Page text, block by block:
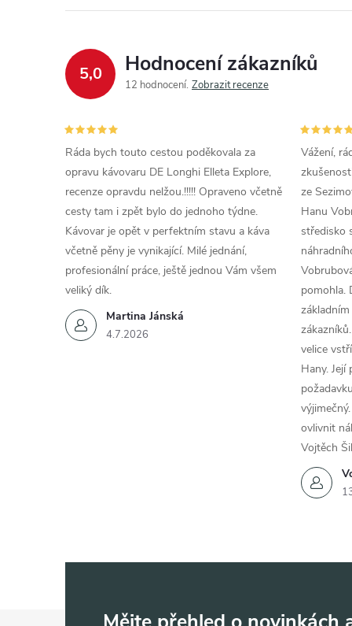
5,0 Hodnocení zákazníků
12 hodnocení Zobrazit recenze
Martina Jánská
4.7.2026
Ráda bych touto cestou poděkovala za
opravu kávovaru DE Longhi Elleta Explore,
recenze opravdu nelžou.!!!!! Opraveno včetně
cesty tam i zpět bylo do jednoho týdne.
Kávovar je opět v perfektním stavu a káva
včetně pěny je vynikající. Milé jednání,
profesionální práce, ještě jednou Vám všem
veliký dík.
Vážení,
ze
Hanu
středisko
pomohla.
velice
Hany.
ovlivnit
Vojtěch